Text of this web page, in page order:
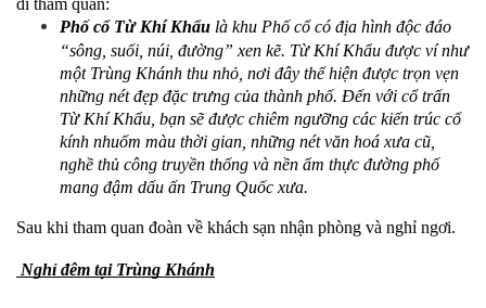
đi tham quan:
Phố cổ Từ Khí Khẩu là khu Phố cổ có địa hình độc đáo
“sông, suối, núi, đường” xen kẽ. Từ Khí Khẩu được ví như
một Trùng Khánh thu nhỏ, nơi đây thể hiện được trọn vẹn
những nét đẹp đặc trưng của thành phố. Đến với cổ trấn
Từ Khí Khẩu, bạn sẽ được chiêm ngưỡng các kiến trúc cổ
kính nhuốm màu thời gian, những nét văn hoá xưa cũ,
nghề thủ công truyền thống và nền ẩm thực đường phố
mang đậm dấu ấn Trung Quốc xưa.
Sau khi tham quan đoàn về khách sạn nhận phòng và nghỉ ngơi.
Nghỉ đêm tại Trùng Khánh